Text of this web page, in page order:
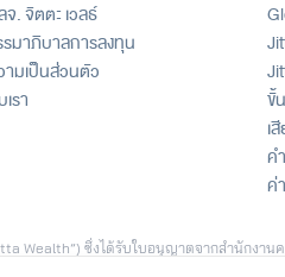
. จิตตะ เวลธ์
มาภิบาลการลงทุน
ามเป็นส่วนตัว
รา
ขั้
เ
ค
ค่
Wealth”) ซึ่งได้รับใบอนุญาตจากสำนักง
เพื่อสนับสนุนการตัดสินใจลงทุน ทั้ง